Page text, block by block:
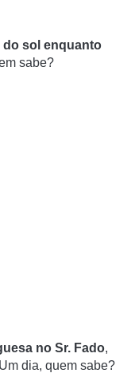
sol enquanto
sabe?
no Sr. Fado,
dia, quem sabe?